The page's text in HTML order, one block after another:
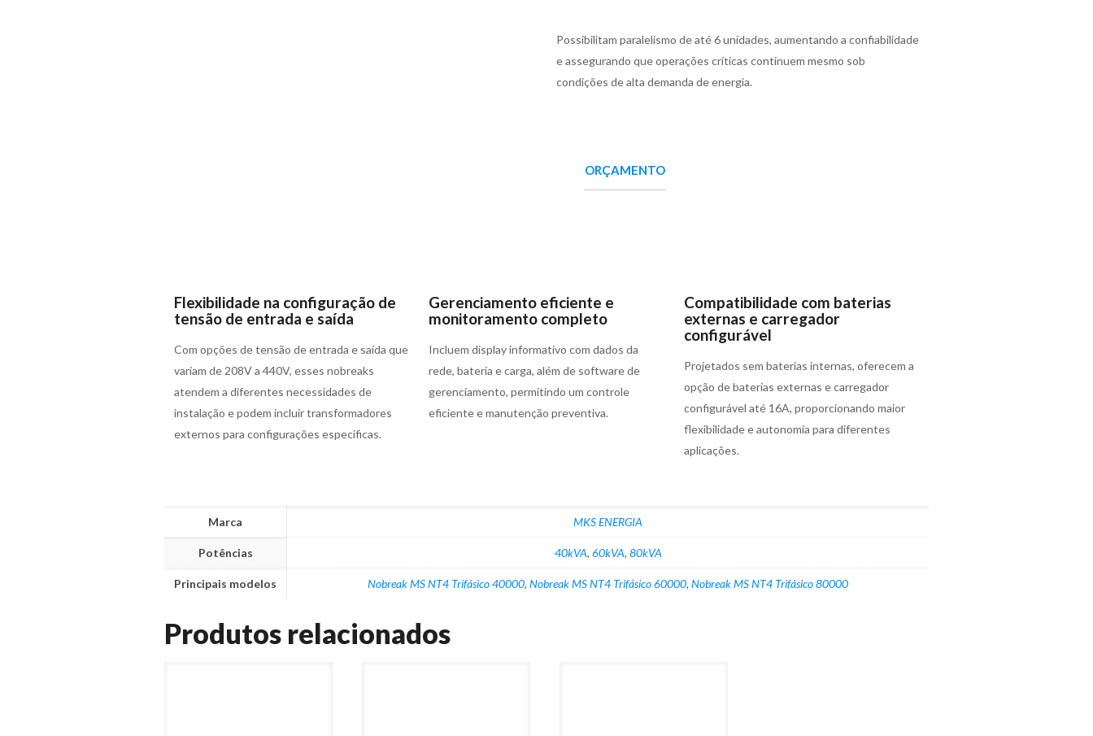
Possibilitam paralelismo de até 6 unidades, aumentando a confiabilidade
e assegurando que operações críticas continuem mesmo sob
condições de alta demanda de energia.
ORÇAMENTO
Flexibilidade na configuração de
tensão de entrada e saída
Com opções de tensão de entrada e saída que
variam de 208V a 440V, esses nobreaks
atendem a diferentes necessidades de
instalação e podem incluir transformadores
externos para configurações específicas.
Gerenciamento eficiente e
monitoramento completo
Incluem display informativo com dados da
rede, bateria e carga, além de software de
gerenciamento, permitindo um controle
eficiente e manutenção preventiva.
Compatibilidade com baterias
externas e carregador
configurável
Projetados sem baterias internas, oferecem a
opção de baterias externas e carregador
configurável até 16A, proporcionando maior
flexibilidade e autonomia para diferentes
aplicações.
Marca MKS ENERGIA
Potências 40kVA, 60kVA, 80kVA
Principais modelos Nobreak MS NT4 Trifásico 40000, Nobreak MS NT4 Trifásico 60000, Nobreak MS NT4 Trifásico 80000
Produtos relacionados